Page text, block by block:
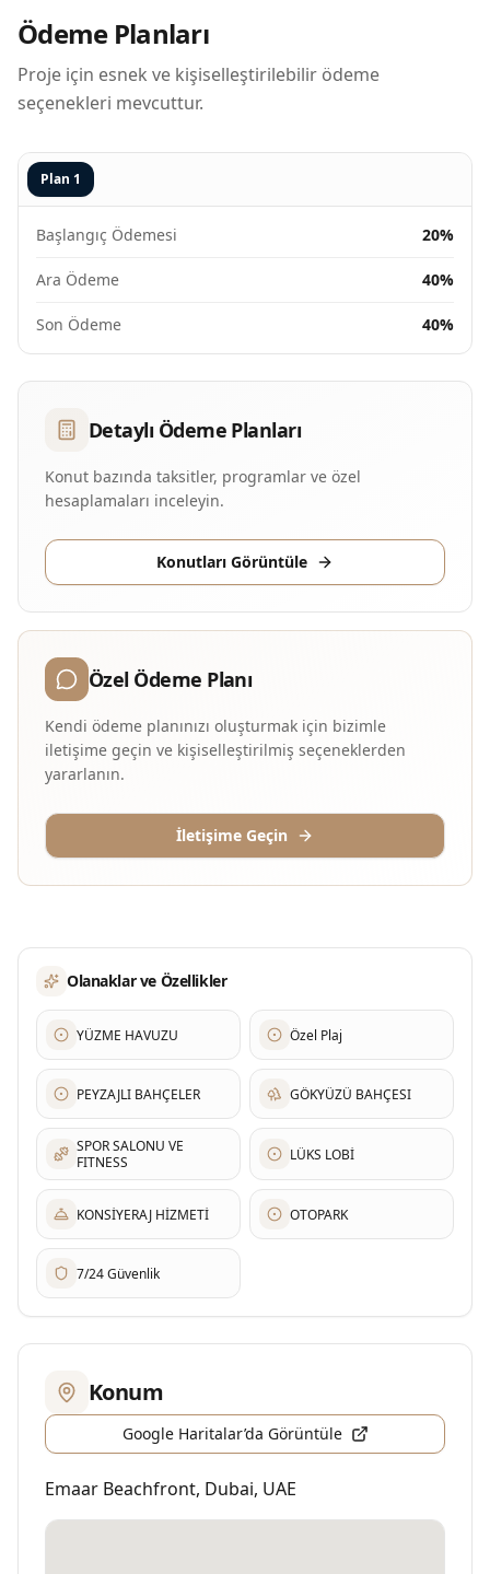
Ödeme Planları
Proje için esnek ve kişiselleştirilebilir ödeme
seçenekleri mevcuttur.
Plan 1
Başlangıç Ödemesi 20%
Ara Ödeme 40%
Son Ödeme 40%
Detaylı Ödeme Planları
Konut bazında taksitler, programlar ve özel
hesaplamaları inceleyin.
Konutları Görüntüle
Özel Ödeme Planı
Kendi ödeme planınızı oluşturmak için bizimle
iletişime geçin ve kişiselleştirilmiş seçeneklerden
yararlanın.
İletişime Geçin
Olanaklar ve Özellikler
YÜZME HAVUZU Özel Plaj
PEYZAJLI BAHÇELER GÖKYÜZÜ BAHÇESI
SPOR SALONU VE
FITNESS
LÜKS LOBİ
KONSİYERAJ HİZMETİ OTOPARK
7/24 Güvenlik
Konum
Google Haritalar’da Görüntüle
Emaar Beachfront, Dubai, UAE